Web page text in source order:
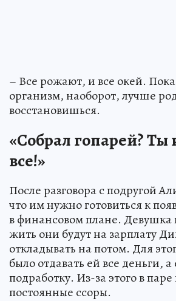
– Все рожают, и все окей.
организм, наоборот, лучше
восстановишься.
«Собрал гопарей? Ты
все!»
После разговора с подругой
что им нужно готовиться к
в финансовом плане. Девушка
жить они будут на зарплату
откладывать на потом. Для
было отдавать ей все деньги,
подработку. Из-за этого в
постоянные ссоры.